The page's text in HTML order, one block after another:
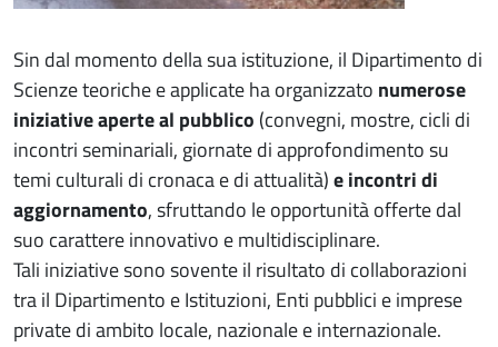
Sin dal momento della sua istituzione, il Dipartimento di
Scienze teoriche e applicate ha organizzato numerose
iniziative aperte al pubblico (convegni, mostre, cicli di
incontri seminariali, giornate di approfondimento su
temi culturali di cronaca e di attualità)e incontri di
aggiornamento, sfruttando le opportunità offerte dal
suo carattere innovativo e multidisciplinare.
Tali iniziative sono sovente il risultato di collaborazioni
tra il Dipartimento e Istituzioni, Enti pubblici e imprese
private di ambito locale, nazionale e internazionale.